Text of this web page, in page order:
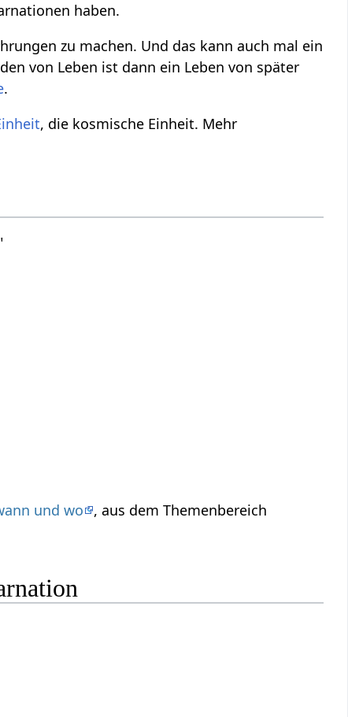
haben.
zu machen. Und das kann auch mal ein
von Leben ist dann ein Leben von später
.
, die kosmische Einheit. Mehr
und wo
, aus dem Themenbereich